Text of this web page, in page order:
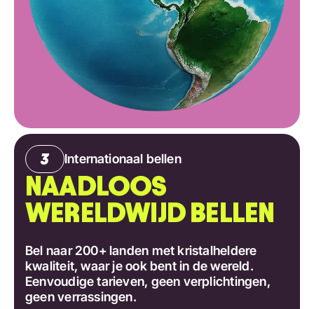
Internationaal bellen
NAADLOOS
WERELDWIJD BELLEN
Bel naar 200+ landen met kristalheldere
kwaliteit, waar je ook bent in de wereld.
Eenvoudige tarieven, geen verplichtingen,
geen verrassingen.